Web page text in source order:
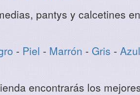
pantys y calcetines
- Piel - Marrón - Gris - Azul
encontrarás los